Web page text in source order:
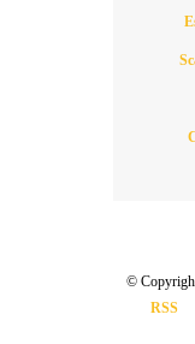
©
RSS